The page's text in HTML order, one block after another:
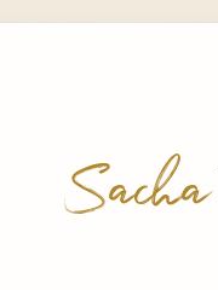
Sacha